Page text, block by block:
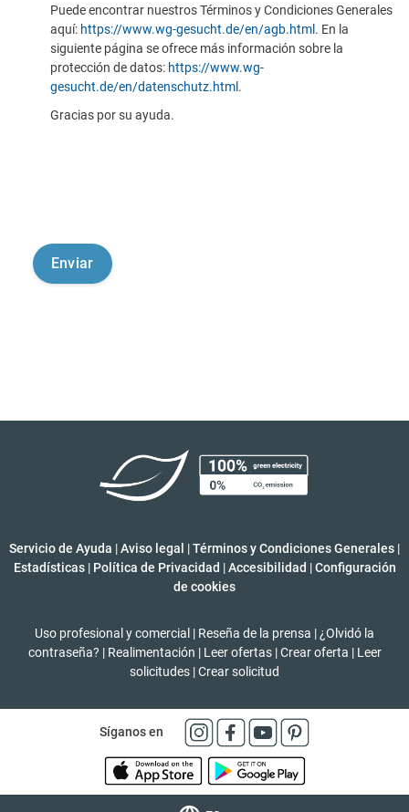
Puede encontrar nuestros Términos y Condiciones Generales
aquí: https://www.wg-gesucht.de/en/agb.html . En la
siguiente página se ofrece más información sobre la
protección de datos: https://www.wg-
gesucht.de/en/datenschutz.html .
Gracias por su ayuda.
Servicio de Ayuda |Aviso legal |Términos y Condiciones Generales |
Estadísticas | Política de Privacidad | Accesibilidad | Configuración
de cookies
Uso profesional y comercial | Reseña de la prensa | ¿Olvidó la
contraseña? | Realimentación | Leer ofertas | Crear oferta | Leer
solicitudes |Crear solicitud
Síganos en